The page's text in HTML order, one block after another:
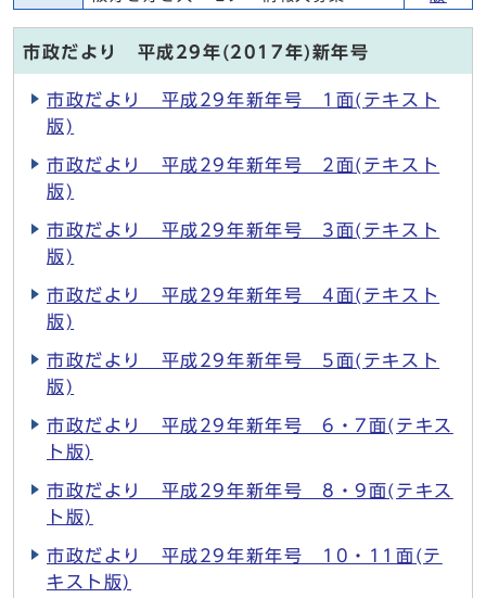
市政だより 平成29年(2017年)新年号
市政だより 平成29年新年号 1面(テキスト
版)
市政だより 平成29年新年号 2面(テキスト
版)
市政だより 平成29年新年号 3面(テキスト
版)
市政だより 平成29年新年号 4面(テキスト
版)
市政だより 平成29年新年号 5面(テキスト
版)
市政だより 平成29年新年号 6・7面(テキス
ト版)
市政だより 平成29年新年号 8・9面(テキス
ト版)
市政だより 平成29年新年号 10・11面(テ
キスト版)